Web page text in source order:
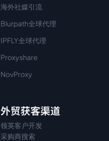
海外社媒引流
Blurpath全球代理
IPFLY全球代理
Proxyshare
NovProxy
外贸获客渠道
领英客户开发
采购商搜索